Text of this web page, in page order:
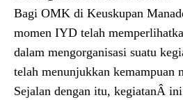
Bagi OMK di Keuskupan
momen IYD telah
dalam mengorganisasi suatu
telah menunjukkan kemampuan
Sejalan dengan itu, kegiatanÂ